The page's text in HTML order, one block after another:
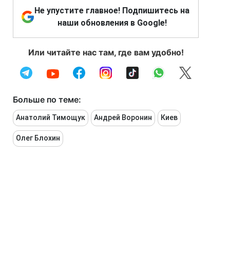
Не упустите главное! Подпишитесь на
наши обновления в Google!
Или читайте нас там, где вам удобно!
Больше по теме:
Анатолий Тимощук Андрей Воронин Киев
Олег Блохин